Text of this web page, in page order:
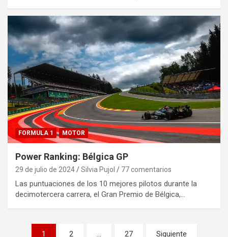
FORMULA 1 MOTOR
Power Ranking: Bélgica GP
29 de julio de 2024 Silvia Pujol 77 comentarios
Las puntuaciones de los 10 mejores pilotos durante la
decimotercera carrera, el Gran Premio de Bélgica,…
Paginación
1 2 … 27 Siguiente